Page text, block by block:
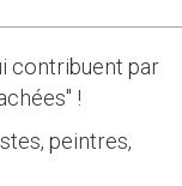
contribuent par
!
peintres,